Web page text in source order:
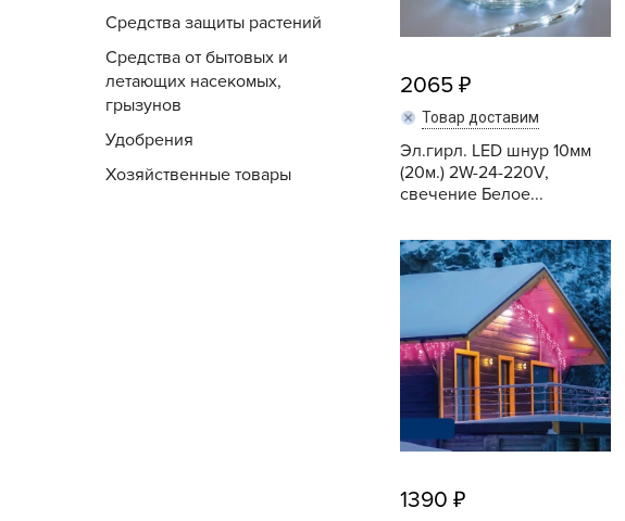
Садовый инвентарь и
техника
СЕМЕНА
Средства для септиков,
туалетов, компостов,
Средства защиты растений
Средства от бытовых и
летающих насекомых,
грызунов
Удобрения
Хозяйственные товары
2065
Товар доставим
Эл.гирл. LED шнур 10мм
(20м.) 2W-24-220V,
свечение Белое...
Купить
1390